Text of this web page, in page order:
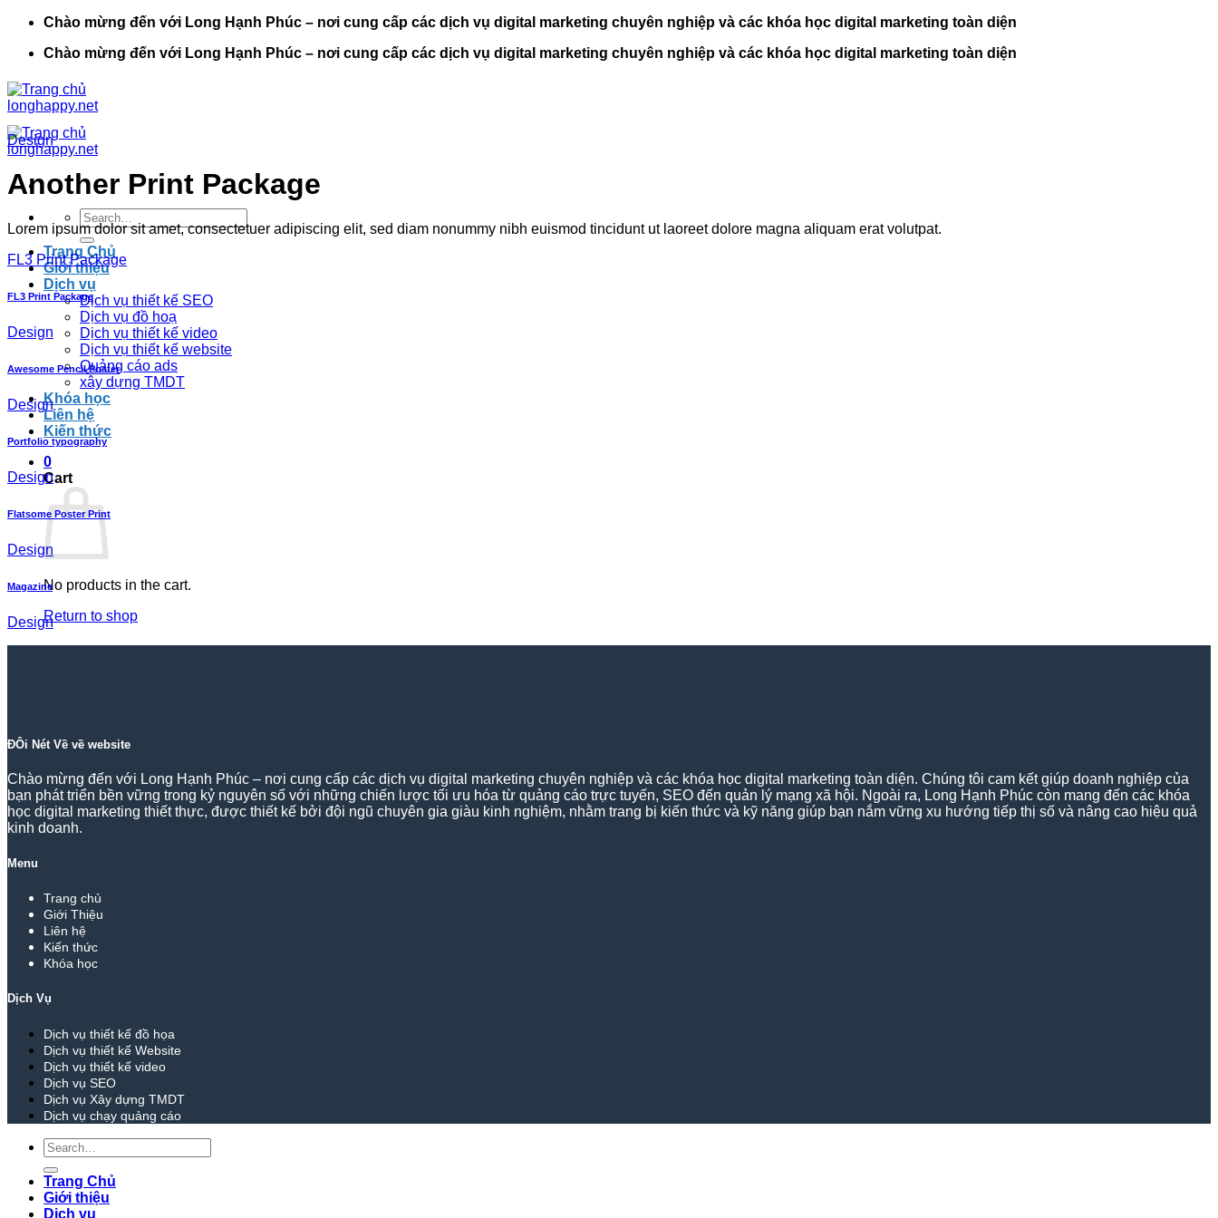
Chào mừng đến với Long Hạnh Phúc – nơi cung cấp các dịch vụ digital marketing chuyên nghiệp và các khóa học digital marketing toàn diện
Chào mừng đến với Long Hạnh Phúc – nơi cung cấp các dịch vụ digital marketing chuyên nghiệp và các khóa học digital marketing toàn diện
Search
for:
Trang Chủ
Giới thiệu
Dịch vụ
Dịch vụ thiết kế SEO
Dịch vụ đồ hoạ
Dịch vụ thiết kế video
Dịch vụ thiết kế website
Quảng cáo ads
xây dựng TMDT
Khóa học
Liên hệ
Kiến thức
0
Cart
No products in the cart.
Return to shop
Design
Another Print Package
Lorem ipsum dolor sit amet, consectetuer adipiscing elit, sed diam nonummy nibh euismod tincidunt ut laoreet dolore magna aliquam erat volutpat.
FL3 Print Package
FL3 Print Package
Design
Awesome Pencil Poster
Design
Portfolio typography
Design
Flatsome Poster Print
Design
Magazine
Design
ĐÔi Nét Về về website
Chào mừng đến với Long Hạnh Phúc – nơi cung cấp các dịch vụ digital marketing chuyên nghiệp và các khóa học digital marketing toàn diện. Chúng tôi cam kết giúp doanh nghiệp của
bạn phát triển bền vững trong kỷ nguyên số với những chiến lược tối ưu hóa từ quảng cáo trực tuyến, SEO đến quản lý mạng xã hội. Ngoài ra, Long Hạnh Phúc còn mang đến các khóa
học digital marketing thiết thực, được thiết kế bởi đội ngũ chuyên gia giàu kinh nghiệm, nhằm trang bị kiến thức và kỹ năng giúp bạn nắm vững xu hướng tiếp thị số và nâng cao hiệu quả
kinh doanh.
Menu
Trang chủ
Giới Thiệu
Liên hệ
Kiến thức
Khóa học
Dịch Vụ
Dịch vụ thiết kế đồ họa
Dịch vụ thiết kế Website
Dịch vụ thiết kế video
Dịch vụ SEO
Dịch vụ Xây dựng TMDT
Dịch vụ chạy quảng cáo
Search
for:
Trang Chủ
Giới thiệu
Dịch vụ